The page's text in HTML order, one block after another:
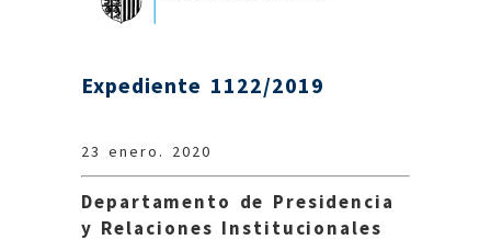
Expediente 1122/2019
23 enero. 2020
Departamento de Presidencia
y Relaciones Institucionales